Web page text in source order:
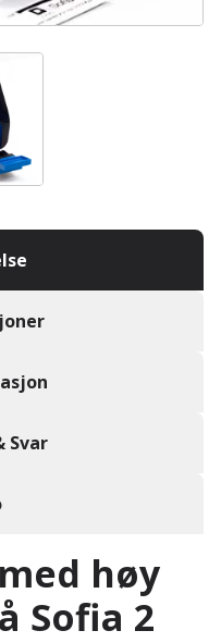
Svar
høy
Sofia 2